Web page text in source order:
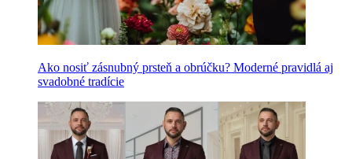
Ako nosiť zásnubný prsteň a obrúčku? Moderné pravidlá aj
svadobné tradície